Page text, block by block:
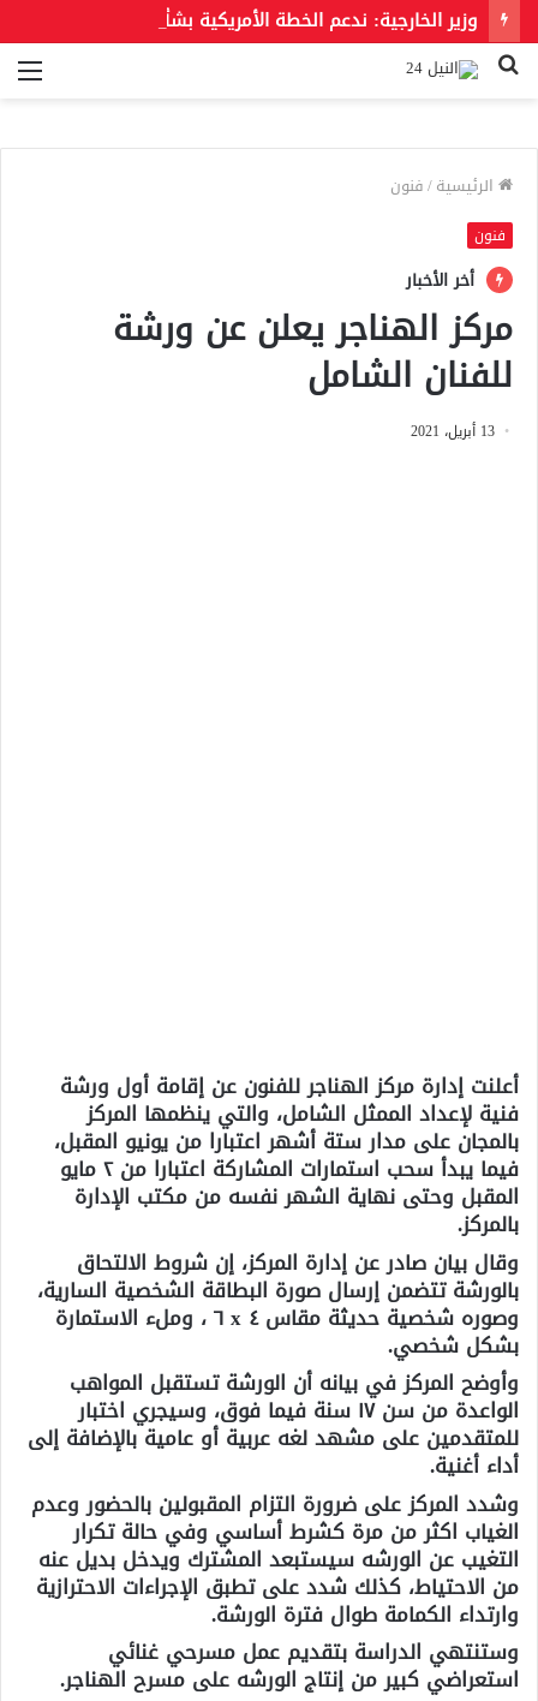
بحث
الرئيسية/فنون
فنون
أخر الأخبار
مركز الهناجر يعلن عن ورشة
للفنان الشامل
13 أبريل، 2021
أعلنت إدارة مركز الهناجر للفنون عن إقامة أول ورشة
فنية لإعداد الممثل الشامل، والتي ينظمها المركز
بالمجان على مدار ستة أشهر اعتبارا من يونيو المقبل،
فيما يبدأ سحب استمارات المشاركة اعتبارا من ٢ مايو
المقبل وحتى نهاية الشهر نفسه من مكتب الإدارة
بالمركز.
وقال بيان صادر عن إدارة المركز، إن شروط الالتحاق
بالورشة تتضمن إرسال صورة البطاقة الشخصية السارية،
وصوره شخصية حديثة مقاس ٤ x ٦ ، وملء الاستمارة
بشكل شخصي.
وأوضح المركز في بيانه أن الورشة تستقبل المواهب
الواعدة من سن ١٧ سنة فيما فوق، وسيجري اختبار
للمتقدمين على مشهد لغه عربية أو عامية بالإضافة إلى
أداء أغنية.
وشدد المركز على ضرورة التزام المقبولين بالحضور وعدم
الغياب اكثر من مرة كشرط أساسي وفي حالة تكرار
التغيب عن الورشه سيستبعد المشترك ويدخل بديل عنه
من الاحتياط، كذلك شدد على تطبق الإجراءات الاحترازية
وارتداء الكمامة طوال فترة الورشة.
وستنتهي الدراسة بتقديم عمل مسرحي غنائي
استعراضي كبير من إنتاج الورشه على مسرح الهناجر.